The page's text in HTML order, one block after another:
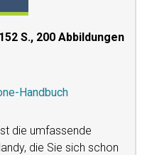
S., 200 Abbildungen
Handbuch
die umfassende
die Sie sich schon